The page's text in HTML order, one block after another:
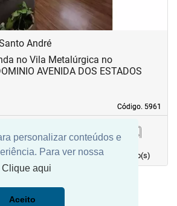
personalizar conteúdos e
Para ver nossa
Clique aqui
AceitoMais Filtros
André
Código. 5961
Código. 5961
no Vila Metalúrgica no
AVENIDA DOS ESTADOS
quarto(s)
Vaga(s)
banho(s)